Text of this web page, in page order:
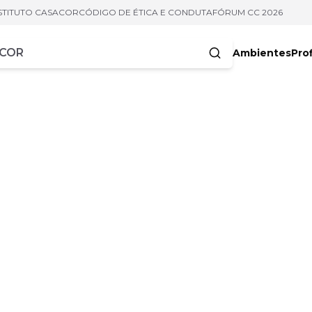
CASACORCÓDIGO DE ÉTICA E CONDUTAFÓRUM CC 2026
Ambientes